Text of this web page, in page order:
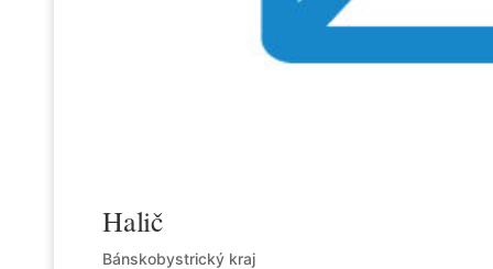
Halič
Bánskobystrický kraj